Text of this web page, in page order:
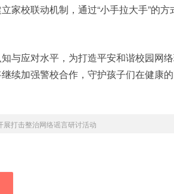
校联动机制，通过“小手拉大手”的方
与应对水平，为打造平安和谐校园网
续加强警校合作，守护孩子们在健康
展打击整治网络谣言研讨活动